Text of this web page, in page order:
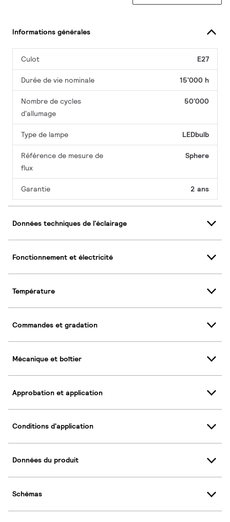
Informations générales
Culot E27
Durée de vie nominale 15'000 h
Nombre de cycles
d'allumage
50'000
Type de lampe LEDbulb
Référence de mesure de
flux
Sphere
Garantie 2 ans
Données techniques de l'éclairage
Fonctionnement et électricité
Température
Commandes et gradation
Mécanique et boîtier
Approbation et application
Conditions d'application
Données du produit
Schémas